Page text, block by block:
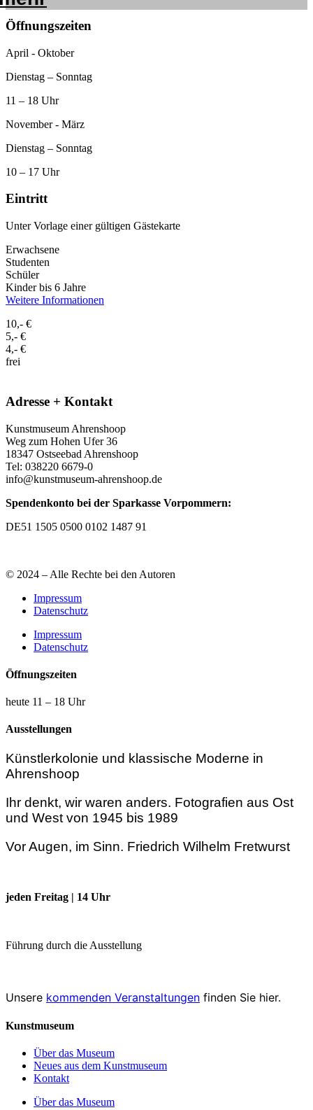
Öffnungszeiten
April - Oktober
Dienstag – Sonntag
11 – 18 Uhr
November - März
Dienstag – Sonntag
10 – 17 Uhr
Eintritt
Unter Vorlage einer gültigen Gästekarte
Erwachsene
Studenten
Schüler
Kinder bis 6 Jahre
Weitere Informationen
10,- €
5,- €
4,- €
frei
Adresse + Kontakt
Kunstmuseum Ahrenshoop
Weg zum Hohen Ufer 36
18347 Ostseebad Ahrenshoop
Tel: 038220 6679-0
info@kunstmuseum-ahrenshoop.de
Spendenkonto bei der Sparkasse Vorpommern:
DE51 1505 0500 0102 1487 91
© 2024 – Alle Rechte bei den Autoren
Impressum
Datenschutz
Impressum
Datenschutz
Öffnungszeiten
heute 11 – 18 Uhr
Ausstellungen
Künstlerkolonie und klassische Moderne in
Ahrenshoop
Ihr denkt, wir waren anders. Fotografien aus Ost
und West von 1945 bis 1989
Vor Augen, im Sinn. Friedrich Wilhelm Fretwurst
jeden Freitag | 14 Uhr
Führung durch die Ausstellung
Unsere kommenden Veranstaltungen finden Sie hier.
Kunstmuseum
Über das Museum
Neues aus dem Kunstmuseum
Kontakt
Über das Museum